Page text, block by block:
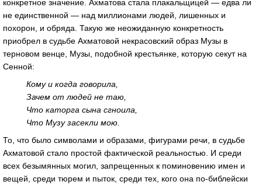
конкретное значение. Ахматова стала плакальщицей — едва ли
не единственной — над миллионами людей, лишенных и
похорон, и обряда. Такую же неожиданную конкретность
приобрел в судьбе Ахматовой некрасовский образ Музы в
терновом венце, Музы, подобной крестьянке, которую секут на
Сенной:
Кому и когда говорила,
Зачем от людей не таю,
Что каторга сына сгноила,
Что Музу засекли мою.
То, что было символами и образами, фигурами речи, в судьбе
Ахматовой стало простой фактической реальностью. И среди
всех безымянных могил, запрещенных к поминовению имен и
вещей, среди тюрем и пыток, среди тех, кого она по-библейски